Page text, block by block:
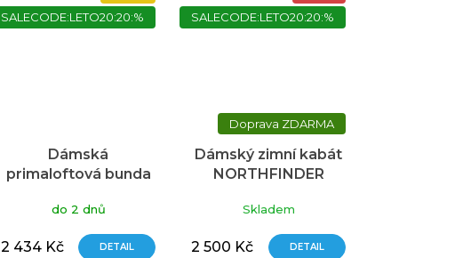
SALECODE:LETO20:20:%
Dámská
primaloftová bunda
do 2 dnů
2 434 Kč DETAIL
SALECODE:LETO20:20:%
ZDARMA
Dámský zimní kabát
NORTHFINDER
Skladem
2 500 Kč DETAIL